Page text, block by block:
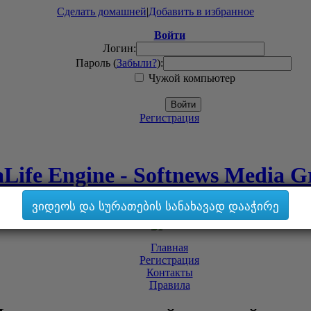
Сделать домашней|Добавить в избранное
Войти
Логин:
Пароль (Забыли?):
Чужой компьютер
Войти
Регистрация
Engine - Softnews Media
Главная
Регистрация
Контакты
Правила
ვიდეოს და სურათების სანახავად დააჭირე